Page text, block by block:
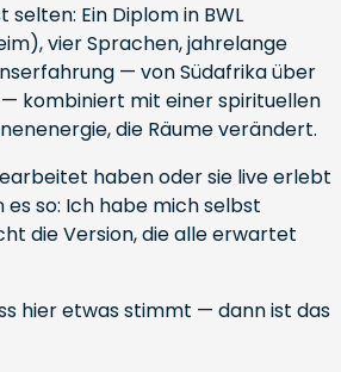
Ein Diplom in BWL
vier Sprachen, jahrelange
— von Südafrika über
— kombiniert mit einer spirituellen
die Räume verändert.
haben oder sie live erlebt
so: Ich habe mich selbst
die Version, die alle erwartet
hier etwas stimmt — dann ist das